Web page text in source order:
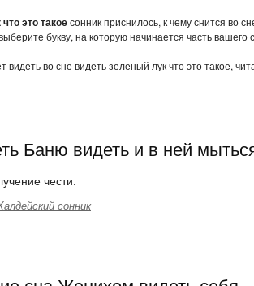
это такоесонник приснилось, к чему снится во
букву, на которую начинается часть вашего
видеть во сне видеть зеленый лук что это такое,
Баню видеть и в ней
чести.
сонник